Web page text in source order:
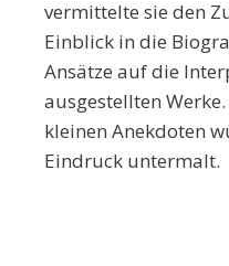
vermittelte sie den
Einblick in die
Ansätze auf die
ausgestellten
kleinen Anekdoten
Eindruck untermalt.